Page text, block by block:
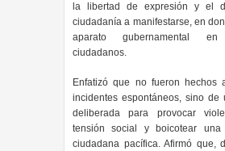
la libertad de expresión y el
ciudadanía a manifestarse, en
aparato gubernamental
ciudadanos.
Enfatizó que no fueron hechos
incidentes espontáneos, sino de
deliberada para provocar
tensión social y boicotear una
ciudadana pacífica. Afirmó que,